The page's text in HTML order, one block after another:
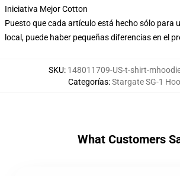
Iniciativa Mejor Cotton
Puesto que cada artículo está hecho sólo para
local, puede haber pequeñas diferencias en el
SKU: 148011709-US-t-shirt-
Categorías:Stargate SG-1
What Customers